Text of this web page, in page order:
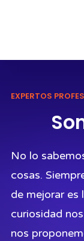
EXPERTOS
No lo
cosas.
de mejorar es
curiosidad
nos